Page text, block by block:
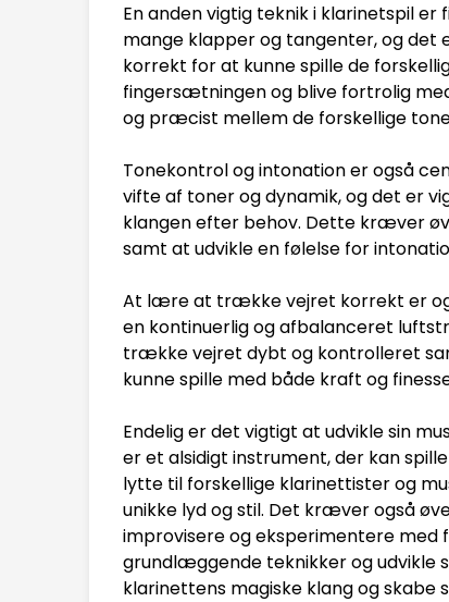
En anden vigtig teknik i klarinetspil
mange klapper og tangenter, og
korrekt for at kunne spille de
fingersætningen og blive fortrolig
og præcist mellem de forskellige
Tonekontrol og intonation er også
vifte af toner og dynamik, og det er
klangen efter behov. Dette kræver
samt at udvikle en følelse for
At lære at trække vejret korrekt er
en kontinuerlig og afbalanceret
trække vejret dybt og kontrolleret
kunne spille med både kraft og
Endelig er det vigtigt at udvikle sin
er et alsidigt instrument, der kan
lytte til forskellige klarinettister og
unikke lyd og stil. Det kræver også
improvisere og eksperimentere med
grundlæggende teknikker og udvikle
klarinettens magiske klang og skabe